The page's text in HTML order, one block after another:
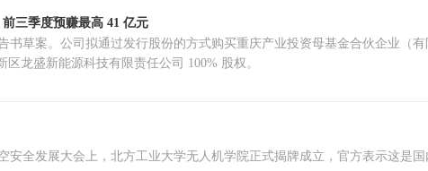
三季度预赚最高 41 亿元
书草案。公司拟通过发行股份的方式购买重庆产业投资母基金合伙企业（
龙盛新能源科技有限责任公司 100% 股权。
安全发展大会上，北方工业大学无人机学院正式揭牌成立，官方表示这是国